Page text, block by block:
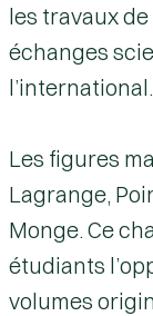
les travaux
échanges
l’international.
Les figures
Lagrange,
Monge. Ce
étudiants
volumes